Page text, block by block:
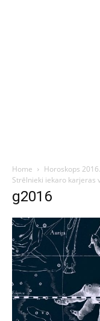
Home
Horoskops
Strēlnieki iekaro karjeras
g2016